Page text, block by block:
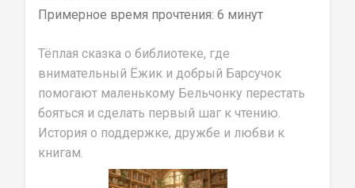
Примерное время прочтения: 6 минут
Тёплая сказка о библиотеке, где
внимательный Ёжик и добрый Барсучок
помогают маленькому Бельчонку перестать
бояться и сделать первый шаг к чтению.
История о поддержке, дружбе и любви к
книгам.